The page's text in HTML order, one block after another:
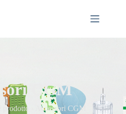
CGM
prodotto Accessori CGM